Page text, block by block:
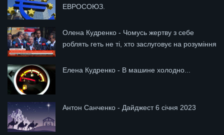
ЕВРОСОЮЗ.
Олена Кудренко - Чомусь жертву з себе
роблять геть не ті, хто заслуговує на розуміння
Елена Кудренко - В машине холодно...
Антон Санченко - Дайджест 6 січня 2023